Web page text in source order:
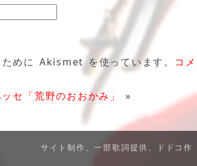
めに Akismet を使っています。 コ
セ「荒野のおおかみ」 »
サイト制作、一部歌詞提供、ドドコ